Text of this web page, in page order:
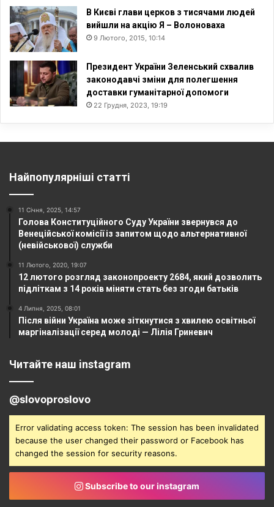
В Києві глави церков з тисячами людей
вийшли на акцію Я – Волоноваха
9 Лютого, 2015, 10:14
Президент України Зеленський схвалив
законодавчі зміни для полегшення
доставки гуманітарної допомоги
22 Грудня, 2023, 19:19
Найпопулярніші статті
11 Січня, 2025, 14:57
Голова Конституційного Суду України звернувся до
Венеційської комісії із запитом щодо альтернативної
(невійськової) служби
11 Лютого, 2020, 19:07
12 лютого розгляд законопроекту 2684, який дозволить
підліткам з 14 років міняти стать без згоди батьків
4 Липня, 2025, 08:01
Після війни Україна може зіткнутися з хвилею освітньої
маргіналізації серед молоді — Лілія Гриневич
Читайте наш instagram
@slovoproslovo
Error validating access token: The session has been invalidated
because the user changed their password or Facebook has
changed the session for security reasons.
Subscribe to our instagram